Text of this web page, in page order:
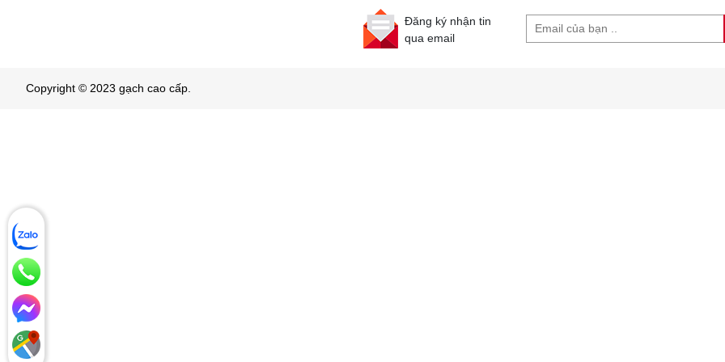
Đăng ký nhận tin
qua email
Copyright © 2023 gạch cao cấp.